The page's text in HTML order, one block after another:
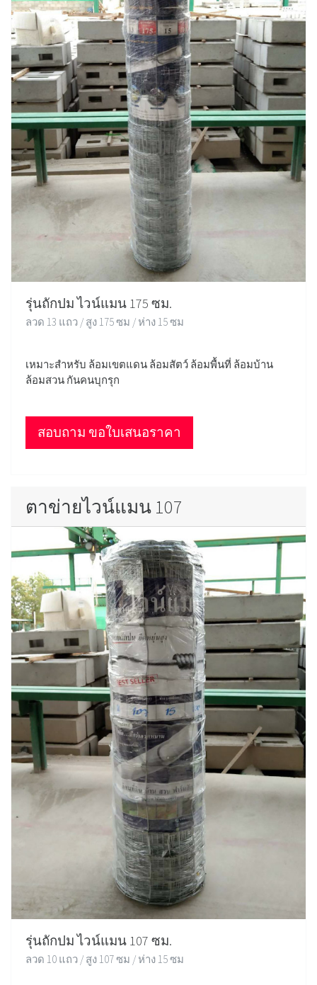
รุ่นถักปม ไวน์แมน 175 ซม.
ลวด 13 แถว / สูง 175 ซม / ห่าง 15 ซม
เหมาะสำหรับ ล้อมเขตแดน ล้อมสัตว์ ล้อมพื้นที่ ล้อมบ้าน
ล้อมสวน กันคนบุกรุก
สอบถาม ขอใบเสนอราคา
ตาข่ายไวน์แมน 107
รุ่นถักปม ไวน์แมน 107 ซม.
ลวด 10 แถว / สูง 107 ซม / ห่าง 15 ซม